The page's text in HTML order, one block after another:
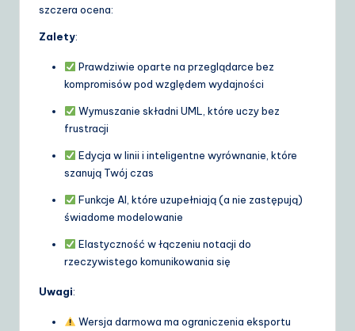
szczera ocena:
Zalety:
Prawdziwie oparte na przeglądarce bez
kompromisów pod względem wydajności
Wymuszanie składni UML, które uczy bez
frustracji
Edycja w linii i inteligentne wyrównanie, które
szanują Twój czas
Funkcje AI, które uzupełniają (a nie zastępują)
świadome modelowanie
Elastyczność w łączeniu notacji do
rzeczywistego komunikowania się
Uwagi:
Wersja darmowa ma ograniczenia eksportu